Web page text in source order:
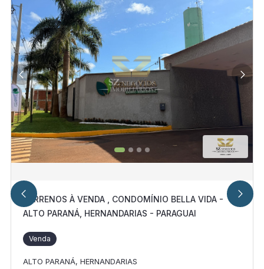
TERRENOS À VENDA , CONDOMÍNIO BELLA VIDA -
ALTO PARANÁ, HERNANDARIAS - PARAGUAI
Venda
ALTO PARANÁ, HERNANDARIAS